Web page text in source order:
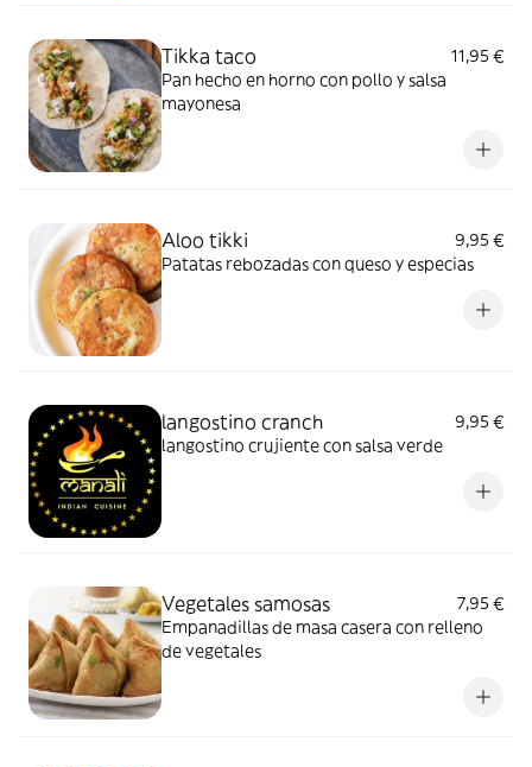
Tikka taco
11,95 €
Pan hecho en horno con pollo y salsa
mayonesa
Aloo tikki
9,95 €
Patatas rebozadas con queso y especias
langostino cranch
9,95 €
langostino crujiente con salsa verde
Vegetales samosas
7,95 €
Empanadillas de masa casera con relleno
de vegetales